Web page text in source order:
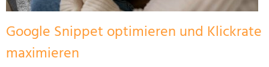
Google Snippet optimieren und Klickrate
maximieren